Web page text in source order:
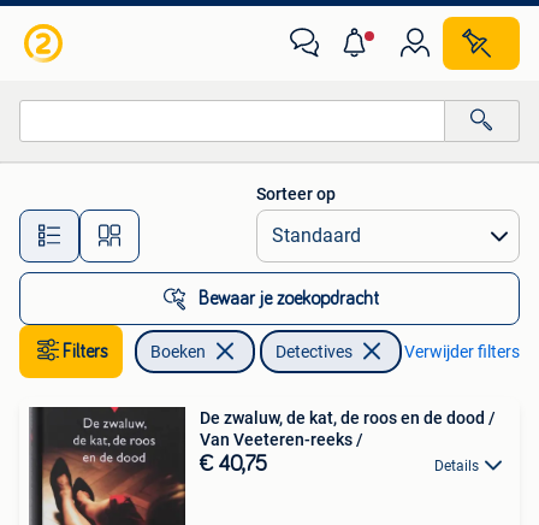
Alle afstanden…
Sorteer op
Bewaar je zoekopdracht
Filters Boeken Detectives Verwijder filters
De zwaluw, de kat, de roos en de dood /
Van Veeteren-reeks /
€ 40,75 Details